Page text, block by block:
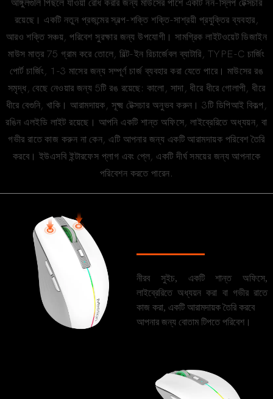
আঙ্গুলগুলি পিছলে যাওয়া রোধ করার জন্য মাউসের পাশে একটি নন-স্লিপ টেক্সচার
রয়েছে। একটি নতুন প্রজন্মের স্বল্প-শক্তি শক্তি-সাশ্রয়ী প্রযুক্তির ব্যবহার,
আরও শক্তি সঞ্চয়, পরিবেশ সুরক্ষার জন্য উপযোগী। সামগ্রিক লাইটওয়েট ডিজাইন
মাউস মাত্র 75 গ্রাম করে তোলে, বিল্ট-ইন রিচার্জেবল ব্যাটারি, TYPE-C চার্জিং
পোর্ট চার্জিং, 1-3 মাসের জন্য সম্পূর্ণ চার্জ ব্যবহার করা যেতে পারে। মাউসের রঙ
সমৃদ্ধ, বেছে নেওয়ার জন্য 5টি রঙ রয়েছে: কালো, সাদা, ধীরে ধীরে গোলাপী, ধীরে
ধীরে বেগুনি, খাকি। আরামদায়ক, সূক্ষ্ম টেক্সচার অনুভব করুন। 3টি ডিপিআই বিকল্প,
রঙিন এলইডি লাইট রয়েছে। আপনি একটি শান্ত অফিসে, লাইব্রেরিতে অধ্যয়ন, বা
গভীর রাতে কাজ করুন না কেন, এটি আপনার জন্য একটি আরামদায়ক পরিবেশ তৈরি
করবে। ইউএসবি ইন্টারফেস প্লাগ এবং প্লে, একটি দীর্ঘ সময়ের জন্য আপনাকে
পরিবেশন করতে পারেন.
নীরব সুইচ, একটি শান্ত অফিসে,
লাইব্রেরিতে অধ্যয়ন করা বা গভীর রাতে
কাজ করা, একটি আরামদায়ক তৈরি করবে
আপনার জন্য বোতাম টিপতে পরিবেশ।